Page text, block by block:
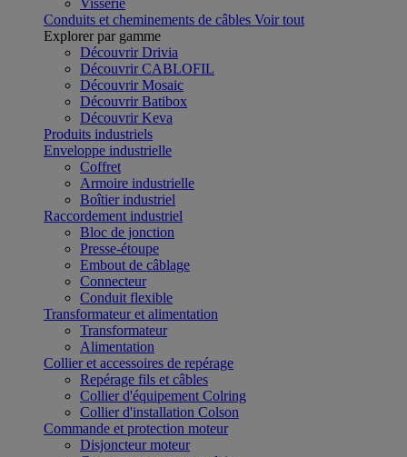
Visserie
Conduits et cheminements de câbles Voir tout
Explorer par gamme
Découvrir Drivia
Découvrir CABLOFIL
Découvrir Mosaic
Découvrir Batibox
Découvrir Keva
Produits industriels
Enveloppe industrielle
Coffret
Armoire industrielle
Boîtier industriel
Raccordement industriel
Bloc de jonction
Presse-étoupe
Embout de câblage
Connecteur
Conduit flexible
Transformateur et alimentation
Transformateur
Alimentation
Collier et accessoires de repérage
Repérage fils et câbles
Collier d'équipement Colring
Collier d'installation Colson
Commande et protection moteur
Disjoncteur moteur